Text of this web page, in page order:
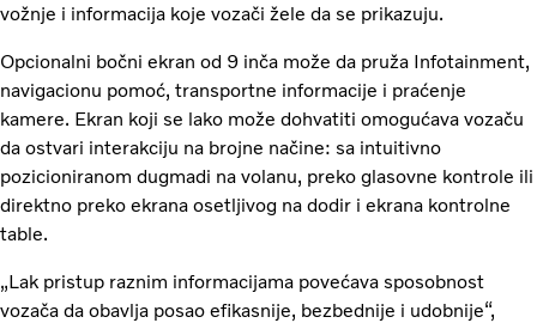
vožnje i informacija koje vozači žele da se prikazuju.
Opcionalni bočni ekran od 9 inča može da pruža Infotainment,
navigacionu pomoć, transportne informacije i praćenje
kamere. Ekran koji se lako može dohvatiti omogućava vozaču
da ostvari interakciju na brojne načine: sa intuitivno
pozicioniranom dugmadi na volanu, preko glasovne kontrole ili
direktno preko ekrana osetljivog na dodir i ekrana kontrolne
table.
„Lak pristup raznim informacijama povećava sposobnost
vozača da obavlja posao efikasnije, bezbednije i udobnije“,